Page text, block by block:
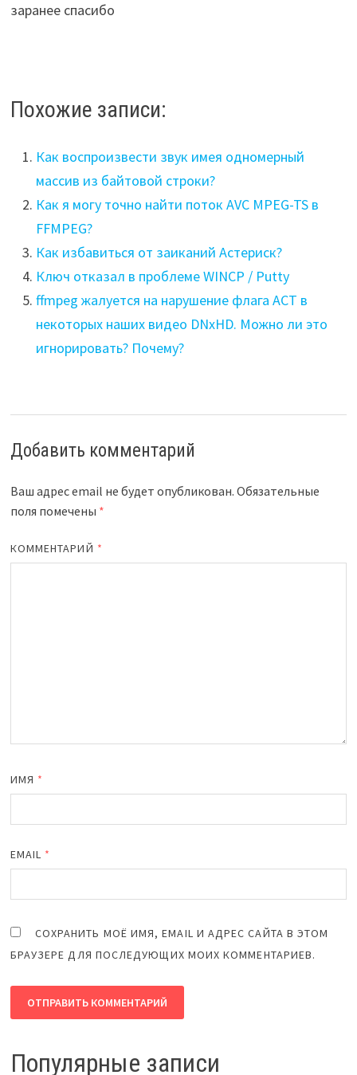
заранее спасибо
Похожие записи:
Как воспроизвести звук имея одномерный
массив из байтовой строки?
Как я могу точно найти поток AVC MPEG-TS в
FFMPEG?
Как избавиться от заиканий Астериск?
Ключ отказал в проблеме WINCP / Putty
ffmpeg жалуется на нарушение флага ACT в
некоторых наших видео DNxHD. Можно ли это
игнорировать? Почему?
Добавить комментарий
Ваш адрес email не будет опубликован. Обязательные
поля помечены *
КОММЕНТАРИЙ *
ИМЯ *
EMAIL *
СОХРАНИТЬ МОЁ ИМЯ, EMAIL И АДРЕС САЙТА В ЭТОМ
БРАУЗЕРЕ ДЛЯ ПОСЛЕДУЮЩИХ МОИХ КОММЕНТАРИЕВ.
Популярные записи